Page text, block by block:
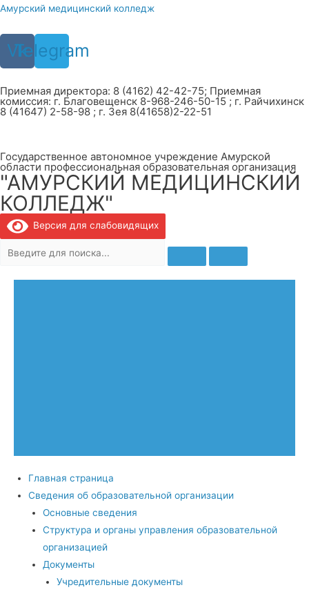
Перейти
содержимому
Амурский медицинский колледж
Vk
Telegram
Приемная директора: 8 (4162) 42-42-75; Приемная
комиссия: г. Благовещенск 8-968-246-50-15 ; г. Райчихинск
8 (41647) 2-58-98 ; г. Зея 8(41658)2-22-51
Государственное автономное учреждение Амурской
области профессиональная образовательная организация
"АМУРСКИЙ МЕДИЦИНСКИЙ
КОЛЛЕДЖ"
Версия для слабовидящих
Главная страница
Сведения об образовательной организации
Основные сведения
Структура и органы управления образовательной
организацией
Документы
Учредительные документы